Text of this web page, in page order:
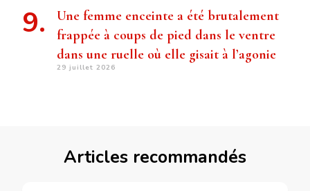
Une femme enceinte a été brutalement
frappée à coups de pied dans le ventre
dans une ruelle où elle gisait à l’agonie
29 juillet 2026
Articles recommandés